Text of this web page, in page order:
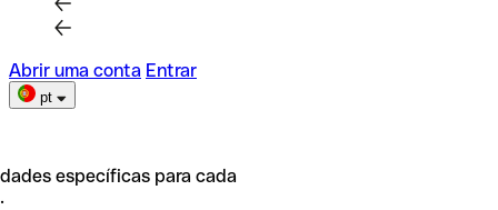
Abrir uma conta Entrar
pt
específicas para cada